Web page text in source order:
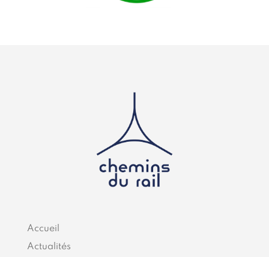
Accueil
Actualités